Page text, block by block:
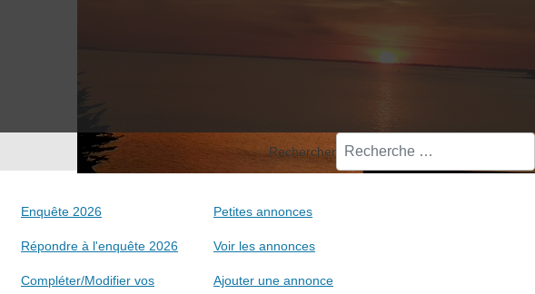
Rechercher
Enquête 2026
Répondre à l'enquête 2026
Compléter/Modifier vos
Petites annonces
Voir les annonces
Ajouter une annonce